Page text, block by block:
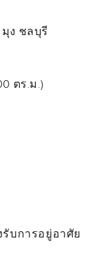
ง ชลบุรี
ตร.ม.)
บการอยู่อาศัย